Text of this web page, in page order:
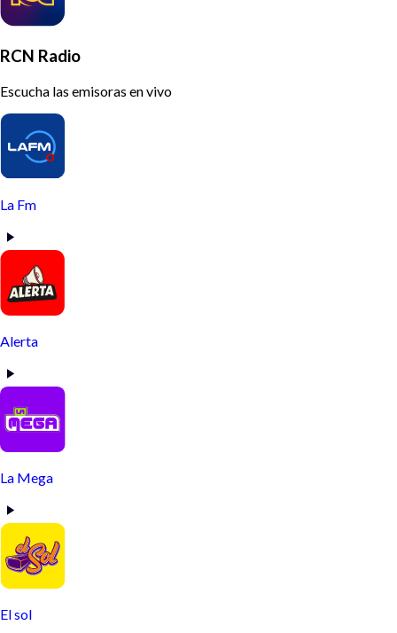
RCN Radio
Escucha las emisoras en vivo
La Fm
Alerta
La Mega
El sol